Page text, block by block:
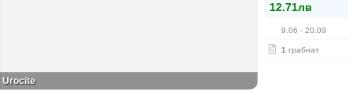
12.71лв
9.06 - 20.09
1 грабнат
Urocite